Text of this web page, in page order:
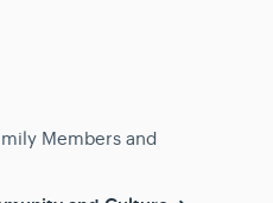
Members and